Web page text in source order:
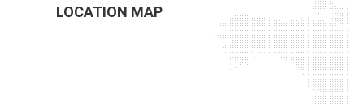
LOCATION MAP